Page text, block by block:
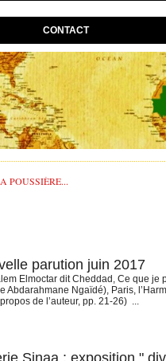
CONTACT
POUSSIÈRE...
parution juin 2017
Elmoctar dit Cheddad, Ce que je
Abdarahmane Ngaïdé), Paris,
de l’auteur, pp. 21-26) ...